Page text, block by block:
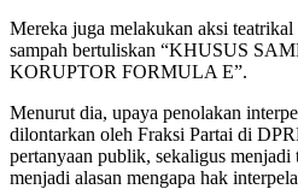
Mereka juga melakukan aksi
sampah bertuliskan “KHUSUS
KORUPTOR FORMULA E”.
Menurut dia, upaya penolakan
dilontarkan oleh Fraksi Partai di
pertanyaan publik, sekaligus menjadi
menjadi alasan mengapa hak